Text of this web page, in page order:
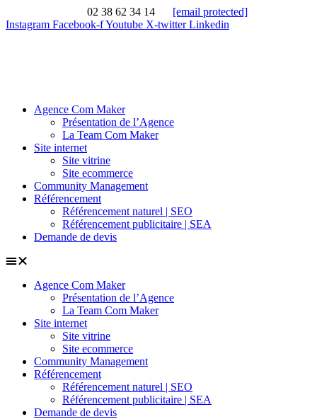
02 38 62 34 14
[email protected]
Instagram Facebook-fYoutube X-twitter Linkedin
Agence Com Maker
Présentation de l’Agence
La Team Com Maker
Site internet
Site vitrine
Site ecommerce
Community Management
Référencement
Référencement naturel | SEO
Référencement publicitaire | SEA
Demande de devis
Agence Com Maker
Présentation de l’Agence
La Team Com Maker
Site internet
Site vitrine
Site ecommerce
Community Management
Référencement
Référencement naturel | SEO
Référencement publicitaire | SEA
Demande de devis